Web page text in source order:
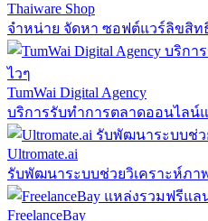
Thaiware Shop
จำหน่าย จัดหา ซอฟต์แวร์ลิขสิท
TumWai Digital Agency
บริการรับทำการตลาดออนไลน์
Ultromate.ai
รับพัฒนาระบบช่วยวิเคราะห์ภา
FreelanceBay